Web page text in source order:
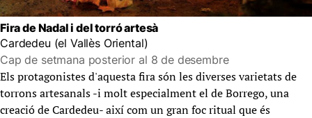
Fira de Nadal i del torró artesà
Cardedeu (el Vallès Oriental)
Cap de setmana posterior al 8 de desembre
Els protagonistes d'aquesta fira són les diverses varietats de
torrons artesanals -i molt especialment el de Borrego, una
creació de Cardedeu- així com un gran foc ritual que és